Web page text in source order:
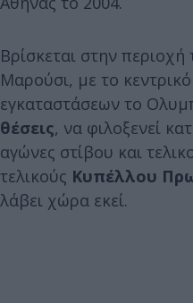
Βρίσκεται στην
Μαρούσι, με το
εγκαταστάσεων το
θέσεις, να φιλοξενεί
αγώνες στίβου και
τελικούς Κυπέλλου
λάβει χώρα εκεί.